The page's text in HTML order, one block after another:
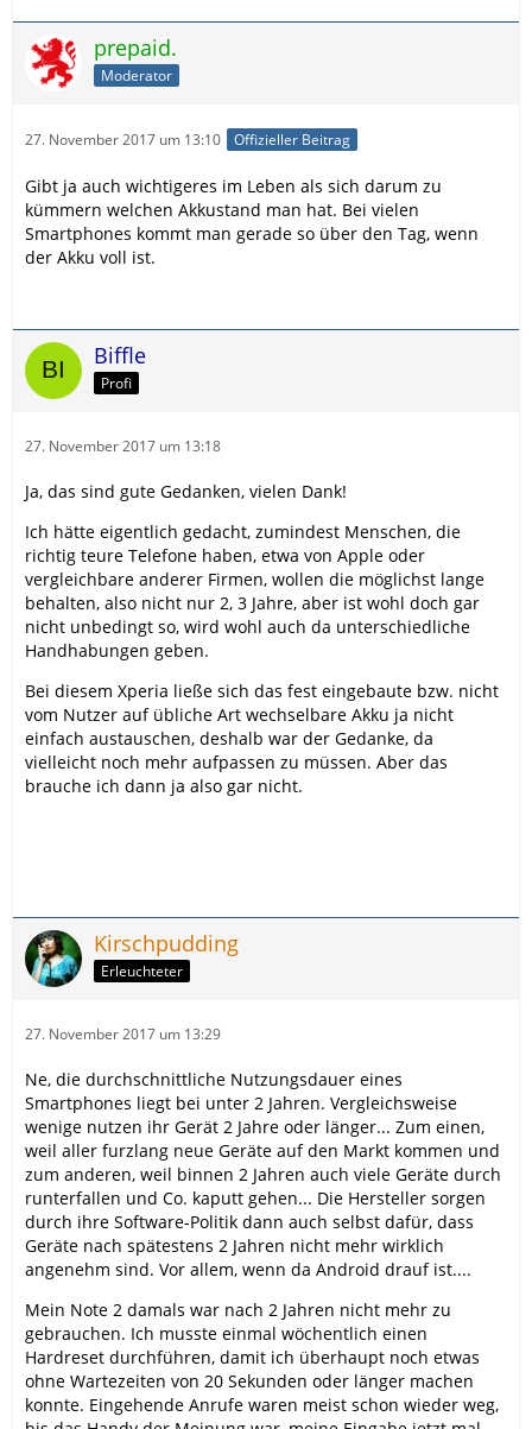
prepaid.
Moderator
27. November 2017 um 13:10 Offizieller Beitrag
Gibt ja auch wichtigeres im Leben als sich darum zu
kümmern welchen Akkustand man hat. Bei vielen
Smartphones kommt man gerade so über den Tag, wenn
der Akku voll ist.
Biffle
Profi
27. November 2017 um 13:18
Ja, das sind gute Gedanken, vielen Dank!
Ich hätte eigentlich gedacht, zumindest Menschen, die
richtig teure Telefone haben, etwa von Apple oder
vergleichbare anderer Firmen, wollen die möglichst lange
behalten, also nicht nur 2, 3 Jahre, aber ist wohl doch gar
nicht unbedingt so, wird wohl auch da unterschiedliche
Handhabungen geben.
Bei diesem Xperia ließe sich das fest eingebaute bzw. nicht
vom Nutzer auf übliche Art wechselbare Akku ja nicht
einfach austauschen, deshalb war der Gedanke, da
vielleicht noch mehr aufpassen zu müssen. Aber das
brauche ich dann ja also gar nicht.
Kirschpudding
Erleuchteter
27. November 2017 um 13:29
Ne, die durchschnittliche Nutzungsdauer eines
Smartphones liegt bei unter 2 Jahren. Vergleichsweise
wenige nutzen ihr Gerät 2 Jahre oder länger... Zum einen,
weil aller furzlang neue Geräte auf den Markt kommen und
zum anderen, weil binnen 2 Jahren auch viele Geräte durch
runterfallen und Co. kaputt gehen... Die Hersteller sorgen
durch ihre Software-Politik dann auch selbst dafür, dass
Geräte nach spätestens 2 Jahren nicht mehr wirklich
angenehm sind. Vor allem, wenn da Android drauf ist....
Mein Note 2 damals war nach 2 Jahren nicht mehr zu
gebrauchen. Ich musste einmal wöchentlich einen
Hardreset durchführen, damit ich überhaupt noch etwas
ohne Wartezeiten von 20 Sekunden oder länger machen
konnte. Eingehende Anrufe waren meist schon wieder weg,